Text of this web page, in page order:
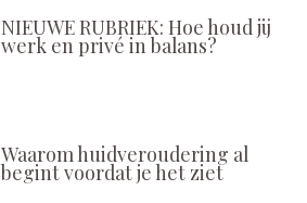
NIEUWE RUBRIEK: Hoe houd jij
werk en privé in balans?
Waarom huidveroudering al
begint voordat je het ziet